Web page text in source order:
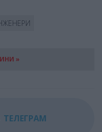
»
ТЕЛЕГРАМ